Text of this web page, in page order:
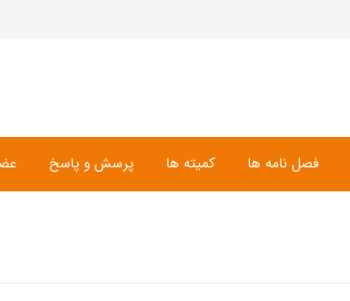
فصل نامه ها کمیته ها پرسش و پاسخ